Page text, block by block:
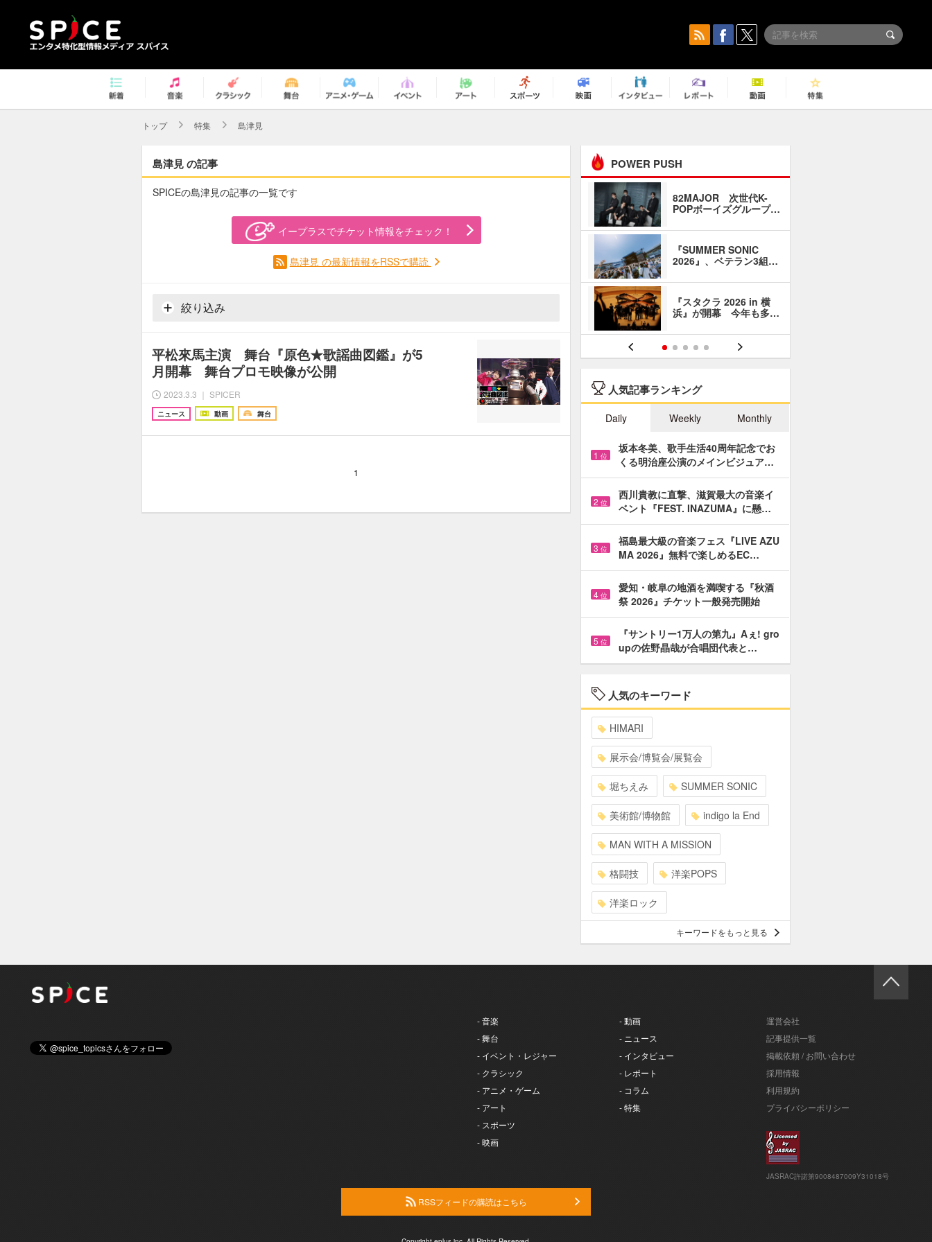
トップ 特集 島津見
島津見 の記事
SPICEの島津見の記事の一覧です
イープラスでチケット情報をチェック！
島津見 の最新情報をRSSで購読
絞り込み
平松來馬主演 舞台『原色★歌謡曲図鑑』が5
月開幕 舞台プロモ映像が公開
2023.3.3 ｜ SPICER
ニュース 動画 舞台
1
POWER PUSH
82MAJOR 次世代K-
POPボーイズグループ…
『SUMMER SONIC
2026』、ベテラン3組…
『スタクラ 2026 in 横
浜』が開幕 今年も多…
人気記事ランキング
Daily Weekly Monthly
1 位
坂本冬美、歌手生活40周年記念でお
くる明治座公演のメインビジュア…
2 位
西川貴教に直撃、滋賀最大の音楽イ
ベント『FEST. INAZUMA』に懸…
3 位
福島最大級の音楽フェス『LIVE AZU
MA 2026』無料で楽しめるEC…
4 位
愛知・岐阜の地酒を満喫する『秋酒
祭 2026』チケット一般発売開始
5 位
『サントリー1万人の第九』Aぇ! gro
upの佐野晶哉が合唱団代表と…
人気のキーワード
HIMARI
展示会/博覧会/展覧会
堀ちえみ SUMMER SONIC
美術館/博物館 indigo la End
MAN WITH A MISSION
格闘技 洋楽POPS
洋楽ロック
キーワードをもっと見る
- 音楽
- 舞台
- イベント・レジャー
- クラシック
- アニメ・ゲーム
- アート
- スポーツ
- 映画
- 動画
- ニュース
- インタビュー
- レポート
- コラム
- 特集
運営会社
記事提供一覧
掲載依頼 / お問い合わせ
採用情報
利用規約
プライバシーポリシー
JASRAC許諾第9008487009Y31018号
RSSフィードの購読はこちら